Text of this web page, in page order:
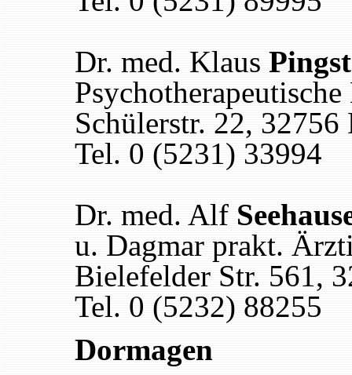
Dr. med. Klaus
Schülerstr. 22, 32756
Tel. 0 (5231) 33994
Dr. med. Alf
u. Dagmar prakt.
Bielefelder Str. 561,
Tel. 0 (5232) 88255
Dormagen